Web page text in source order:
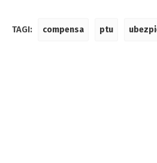
TAGI: compensa ptu